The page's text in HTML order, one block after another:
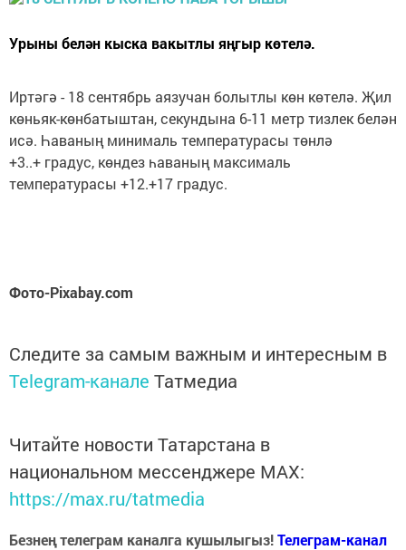
Урыны белән кыска вакытлы яңгыр көтелә.
Иртәгә - 18 сентябрь аязучан болытлы көн көтелә. Җил
көньяк-көнбатыштан, секундына 6-11 метр тизлек белән
исә. Һаваның минималь температурасы төнлә
+3..+ градус, көндез һаваның максималь
температурасы +12.+17 градус.
Фото-Pixabay.com
Следите за самым важным и интересным в
Telegram-канале Татмедиа
Читайте новости Татарстана в
национальном мессенджере MАХ:
https://max.ru/tatmedia
Безнең телеграм каналга кушылыгыз!Телеграм-канал